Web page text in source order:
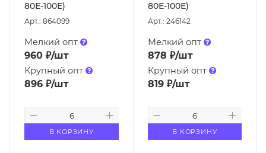
80Е-100Е)
Арт.: 864099
Мелкий опт
960 ₽/шт
Крупный опт
896 ₽/шт
В КОРЗИНУ
80Е-100Е)
Арт.: 246142
Мелкий опт
878 ₽/шт
Крупный опт
819₽/шт
В КОРЗИНУ